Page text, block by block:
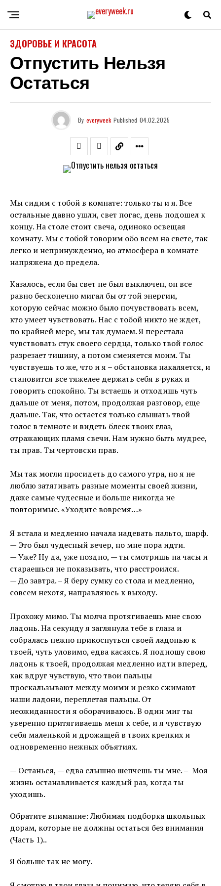
ЗДОРОВЬЕ И КРАСОТА
Отпустить Нельзя
Остаться
By everyweek Published 04.02.2025
Мы сидим с тобой в комнате: только ты и я. Все
остальные давно ушли, свет погас, день подошел к
концу. На столе стоит свеча, одиноко освещая
комнату. Мы с тобой говорим обо всем на свете, так
легко и непринужденно, но атмосфера в комнате
напряжена до предела.
Казалось, если бы свет не был выключен, он все
равно бесконечно мигал бы от той энергии,
которую сейчас можно было почувствовать всем,
кто умеет чувствовать. Нас с тобой никто не ждет,
по крайней мере, мы так думаем. Я перестала
чувствовать стук своего сердца, только твой голос
разрезает тишину, а потом сменяется моим. Ты
чувствуешь то же, что и я – обстановка накаляется, и
становится все тяжелее держать себя в руках и
говорить спокойно. Ты встаешь и отходишь чуть
дальше от меня, потом, продолжая разговор, еще
дальше. Так, что остается только слышать твой
голос в темноте и видеть блеск твоих глаз,
отражающих пламя свечи. Нам нужно быть мудрее,
ты прав. Ты чертовски прав.
Мы так могли просидеть до самого утра, но я не
люблю затягивать разные моменты своей жизни,
даже самые чудесные и больше никогда не
повторимые. «Уходите вовремя…»
Я встала и медленно начала надевать пальто, шарф.
— Это был чудесный вечер, но мне пора идти.
— Уже? Ну да, уже поздно, — ты смотришь на часы и
стараешься не показывать, что расстроился.
— До завтра. – Я беру сумку со стола и медленно,
совсем нехотя, направляюсь к выходу.
Прохожу мимо. Ты молча протягиваешь мне свою
ладонь. На секунду я заглянула тебе в глаза и
собралась нежно прикоснуться своей ладонью к
твоей, чуть уловимо, едва касаясь. Я подношу свою
ладонь к твоей, продолжая медленно идти вперед,
как вдруг чувствую, что твои пальцы
проскальзывают между моими и резко сжимают
наши ладони, переплетая пальцы. От
неожиданности я оборачиваюсь. В один миг ты
уверенно притягиваешь меня к себе, и я чувствую
себя маленькой и дрожащей в твоих крепких и
одновременно нежных объятиях.
— Останься, — едва слышно шепчешь ты мне. – Моя
жизнь останавливается каждый раз, когда ты
уходишь.
Обратите внимание: Любимая подборка школьных
дорам, которые не должны остаться без внимания
(Часть 1)..
Я больше так не могу.